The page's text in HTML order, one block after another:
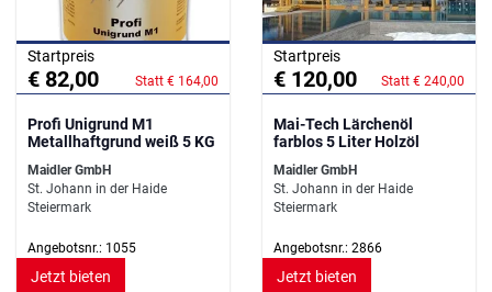
Startpreis
€ 82,00 Statt € 164,00
Profi Unigrund M1
Metallhaftgrund weiß 5 KG
Maidler GmbH
St. Johann in der Haide
Steiermark
Angebotsnr.: 1055
Jetzt bieten
Startpreis
€ 120,00 Statt € 240,00
Mai-Tech Lärchenöl
farblos 5 Liter Holzöl
Maidler GmbH
St. Johann in der Haide
Steiermark
Angebotsnr.: 2866
Jetzt bieten